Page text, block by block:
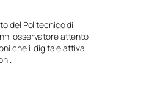
del Politecnico di
osservatore attento
che il digitale attiva